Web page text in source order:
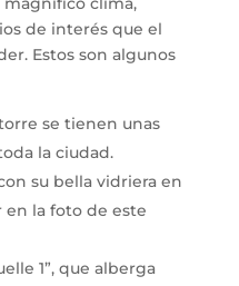
de interés que el
Estos son algunos
se tienen unas
la ciudad.
su bella vidriera en
en la foto de este
1”, que alberga